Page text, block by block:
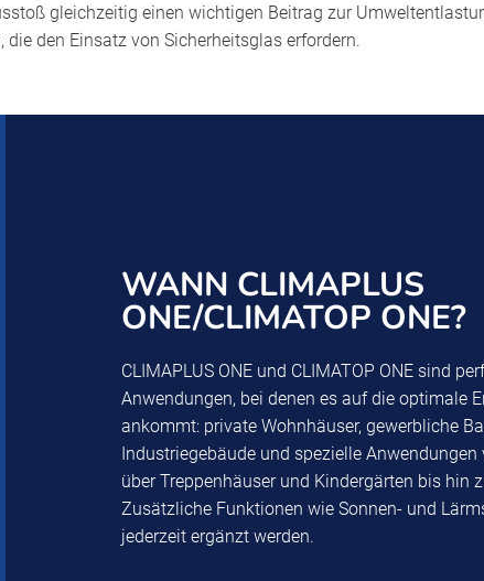
gleichzeitig einen wichtigen Beitrag zur
den Einsatz von Sicherheitsglas erfordern.
WANN CLIMAPLUS
ONE/CLIMATOP ONE?
CLIMAPLUS ONE und CLIMATOP ONE sind
Anwendungen, bei denen es auf die optimale
ankommt: private Wohnhäuser, gewerbliche
Industriegebäude und spezielle Anwendungen
über Treppenhäuser und Kindergärten bis hin
Zusätzliche Funktionen wie Sonnen- und
jederzeit ergänzt werden.